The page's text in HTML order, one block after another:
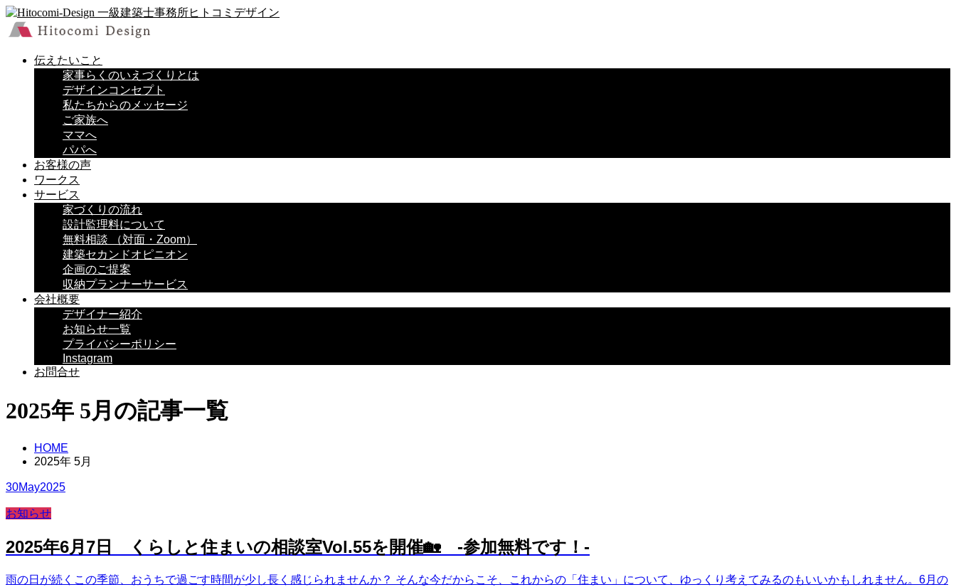
伝えたいこと
家事らくのいえづくりとは
デザインコンセプト
私たちからのメッセージ
ご家族へ
ママへ
パパへ
お客様の声
ワークス
サービス
家づくりの流れ
設計監理料について
無料相談 （対面・Zoom）
建築セカンドオピニオン
企画のご提案
収納プランナーサービス
会社概要
デザイナー紹介
お知らせ一覧
プライバシーポリシー
Instagram
お問合せ
2025年 5月の記事一覧
HOME
2025年 5月
30May2025
お知らせ
2025年6月7日 くらしと住まいの相談室Vol.55を開催🏡 -参加無料です！-
雨の日が続くこの季節、おうちで過ごす時間が少し長く感じられませんか？ そんな今だからこそ、これからの「住まい」について、ゆっくり考えてみるのもいいかもしれません。6月の